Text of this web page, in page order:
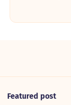
Featured post